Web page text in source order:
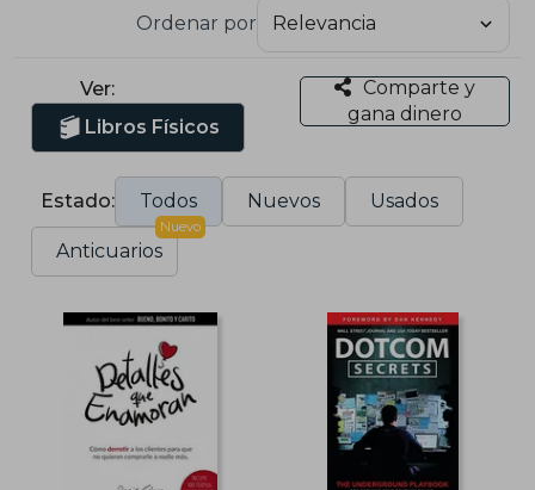
Ordenar por
Ver:
Libros Físicos
Comparte y
gana dinero
Estado: Todos Nuevos Usados
Anticuarios
Nuevo